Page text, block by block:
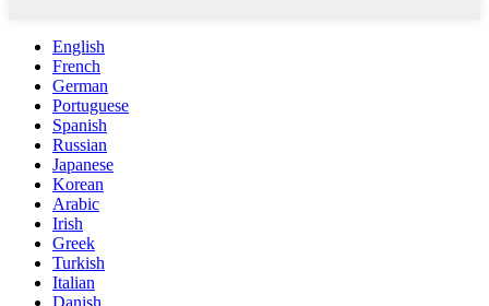
English
French
German
Portuguese
Spanish
Russian
Japanese
Korean
Arabic
Irish
Greek
Turkish
Italian
Danish